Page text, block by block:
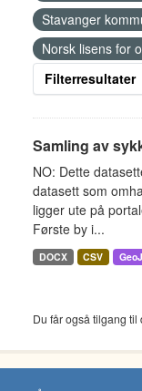
Stavanger
Norsk lisens for
Filterresultater
Samling av
NO: Dette
datasett som
ligger ute på
Første by i...
DOCX CSV
Du får også tilgang til